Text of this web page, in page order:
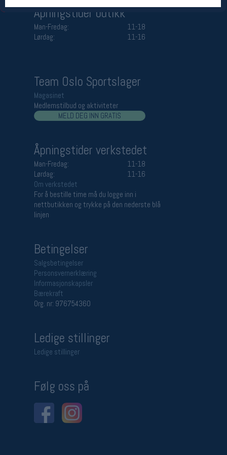
Åpningstider butikk
Man-Fredag:
11-18
Lørdag:
11-16
Team Oslo Sportslager
Magasinet
Medlemstilbud og aktiviteter
MELD DEG INN GRATIS
Åpningstider verkstedet
Man-Fredag:
11-18
Lørdag:
11-16
Om verkstedet
For å bestille time må du logge inn i
nettbutikken og trykke på den nederste blå
linjen
Betingelser
Salgsbetingelser
Personsvernerklæring
Informasjonskapsler
Bærekraft
Org. nr: 976754360
Ledige stillinger
Ledige stillinger
Følg oss på